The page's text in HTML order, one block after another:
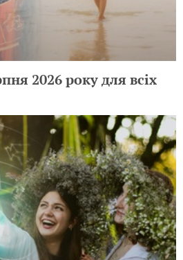
2026 року для всіх